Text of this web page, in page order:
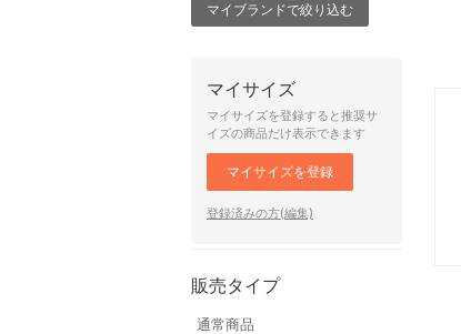
マイブランドで絞り込む
マイサイズ
マイサイズを登録すると推奨サ
イズの商品だけ表示できます
マイサイズを登録
登録済みの方(編集)
販売タイプ
通常商品